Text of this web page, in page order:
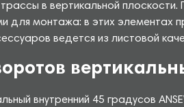
в вертикальной
для монтажа: в этих элементах
ведется из листовой
внутренний 45 градусов